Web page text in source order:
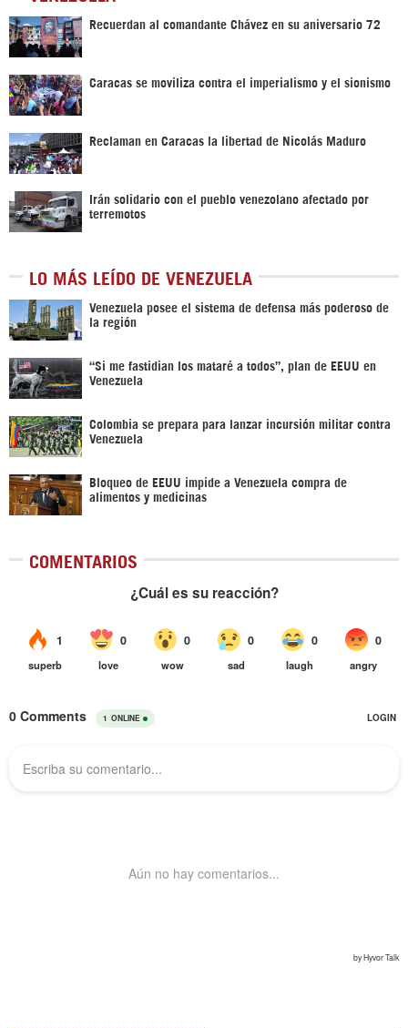
Recuerdan al comandante Chávez en su aniversario 72
Caracas se moviliza contra el imperialismo y el sionismo
Reclaman en Caracas la libertad de Nicolás Maduro
Irán solidario con el pueblo venezolano afectado por
terremotos
LO MÁS LEÍDO DE VENEZUELA
Venezuela posee el sistema de defensa más poderoso de
la región
“Si me fastidian los mataré a todos”, plan de EEUU en
Venezuela
Colombia se prepara para lanzar incursión militar contra
Venezuela
Bloqueo de EEUU impide a Venezuela compra de
alimentos y medicinas
COMENTARIOS